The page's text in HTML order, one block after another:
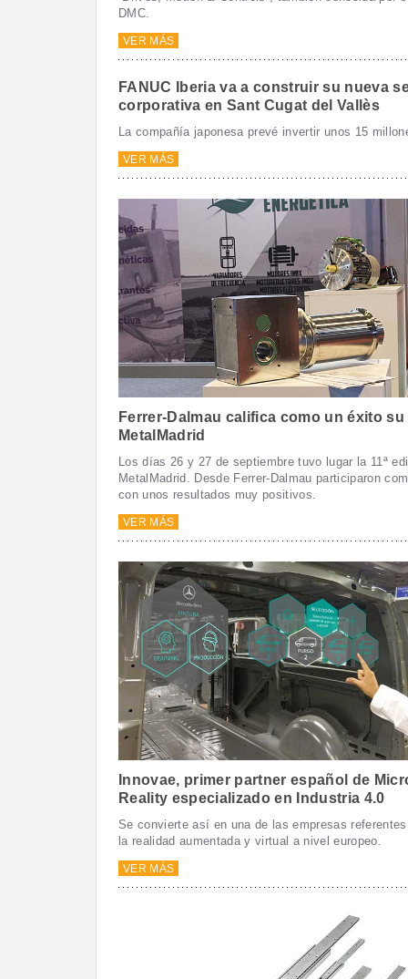
DMC.
VER MÁS
FANUC Iberia va a construir su nueva
corporativa en Sant Cugat del Vallès
La compañía japonesa prevé invertir unos 15
VER MÁS
Ferrer-Dalmau califica como un éxito
MetalMadrid
Los días 26 y 27 de septiembre tuvo lugar la 11ª
MetalMadrid. Desde Ferrer-Dalmau participaron
con unos resultados muy positivos.
VER MÁS
Innovae, primer partner español de
Reality especializado en Industria 4.0
Se convierte así en una de las empresas
la realidad aumentada y virtual a nivel europeo.
VER MÁS